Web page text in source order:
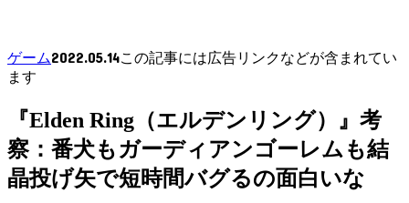
ゲーム2022.05.14この記事には広告リンクなどが含まれてい
ます
『Elden Ring（エルデンリング）』考
察：番犬もガーディアンゴーレムも結
晶投げ矢で短時間バグるの面白いな